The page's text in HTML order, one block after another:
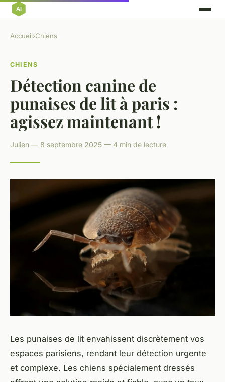
Accueil›Chiens
CHIENS
Détection canine de
punaises de lit à paris :
agissez maintenant !
Julien — 8 septembre 2025 — 4 min de lecture
Les punaises de lit envahissent discrètement vos
espaces parisiens, rendant leur détection urgente
et complexe. Les chiens spécialement dressés